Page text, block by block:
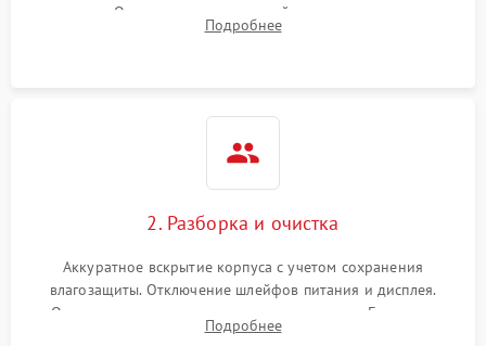
зарядки. Оценка вывода тепловой сигнатуры на экран,
проверка базовых функций и считывание системных
Подробнее
2. Разборка и очистка
Аккуратное вскрытие корпуса с учетом сохранения
влагозащиты. Отключение шлейфов питания и дисплея.
Очистка внутренних плат от окислов и пыли. Бережная
обработка германиевого объектива специализированными
Подробнее